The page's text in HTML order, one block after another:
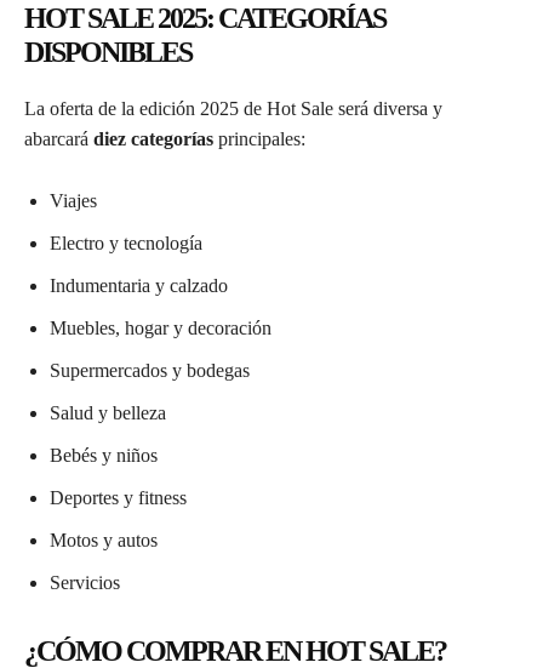
HOT SALE 2025: CATEGORÍAS
DISPONIBLES
La oferta de la edición 2025 de Hot Sale será diversa y
abarcará diez categorías principales:
Viajes
Electro y tecnología
Indumentaria y calzado
Muebles, hogar y decoración
Supermercados y bodegas
Salud y belleza
Bebés y niños
Deportes y fitness
Motos y autos
Servicios
¿CÓMO COMPRAR EN HOT SALE?